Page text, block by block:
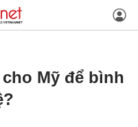
Mỹ để bình